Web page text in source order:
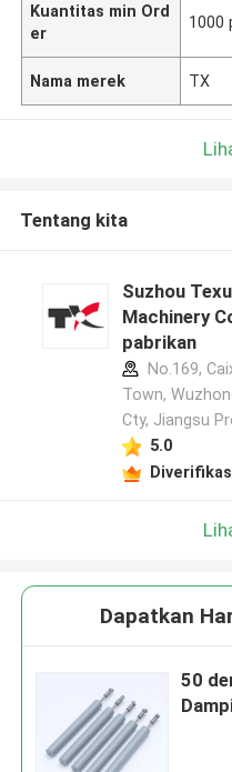
Kuantitas min Ord
er
1000
Nama merek TX
Tentang kita
Suzhou
Machinery
pabrikan
No.169,
Town,
Cty, Jiangsu
5.0
Dapatkan
50